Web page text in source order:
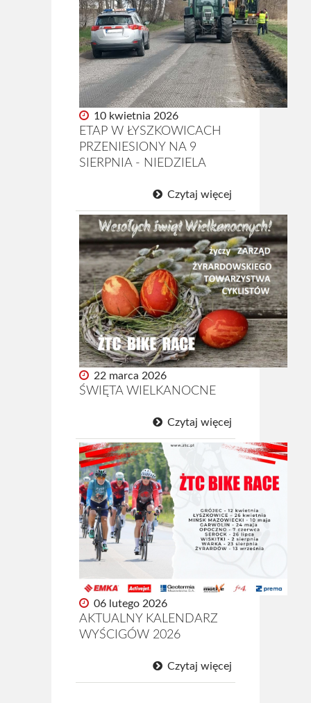
10 kwietnia 2026
ETAP W ŁYSZKOWICACH
PRZENIESIONY NA 9
SIERPNIA - NIEDZIELA
Czytaj więcej
22 marca 2026
ŚWIĘTA WIELKANOCNE
Czytaj więcej
06 lutego 2026
AKTUALNY KALENDARZ
WYŚCIGÓW 2026
Czytaj więcej